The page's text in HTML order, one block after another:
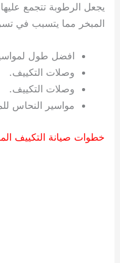
يجعل الرطوبة تتجمع
المبخر مما يتسبب في
افضل طول
وصلات التكييف.
وصلات التكييف.
مواسير النحاس
خطوات صيانة التكييف